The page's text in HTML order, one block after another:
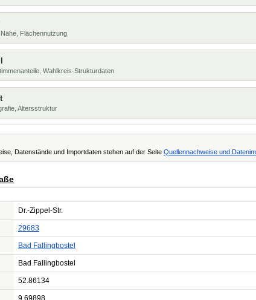
Flächennutzung
Wahlkreis-Strukturdaten
Altersstruktur
Datenstände und Importdaten stehen auf der Seite Quellennachweise und
Dr.-Zippel-Str.
29683
Bad Fallingbostel
Bad Fallingbostel
52.86134
9.69898